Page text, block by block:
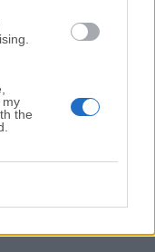
my
the
10.4.1
FileHorse? (